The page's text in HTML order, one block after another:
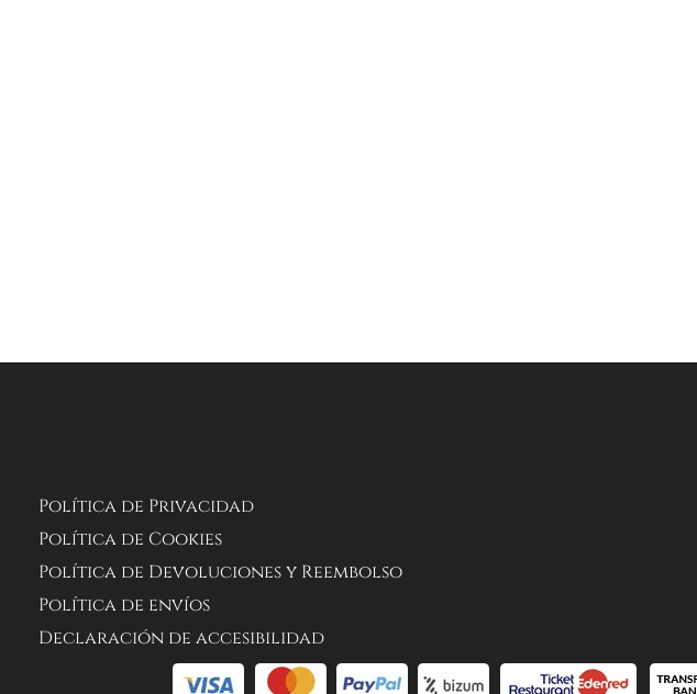
Política de Privacidad
Política de Cookies
Política de Devoluciones y Reembolso
Política de envíos
Declaración de accesibilidad